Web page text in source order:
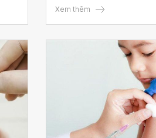
uốn ván qua vết cắt dây
Xem thêm